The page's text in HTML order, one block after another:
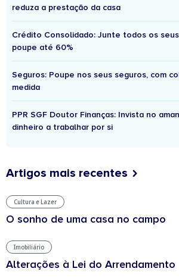
reduza a prestação da casa
Crédito Consolidado: Junte todos os
poupe até 60%
Seguros: Poupe nos seus seguros, com
medida
PPR SGF Doutor Finanças: Invista no
dinheiro a trabalhar por si
Artigos mais recentes
Cultura e Lazer
O sonho de uma casa no campo
Imobiliário
Alterações à Lei do Arrendamento